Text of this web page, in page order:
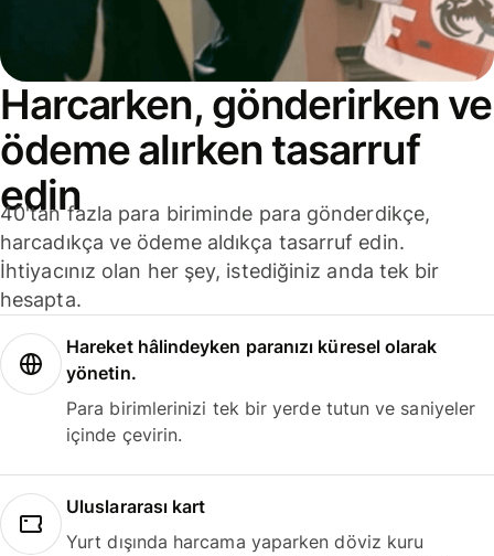
Harcarken, gönderirken ve
ödeme alırken tasarruf
edin
40'tan fazla para biriminde para gönderdikçe,
harcadıkça ve ödeme aldıkça tasarruf edin.
İhtiyacınız olan her şey, istediğiniz anda tek bir
hesapta.
Hareket hâlindeyken paranızı küresel olarak
yönetin.
Para birimlerinizi tek bir yerde tutun ve saniyeler
içinde çevirin.
Uluslararası kart
Yurt dışında harcama yaparken döviz kuru